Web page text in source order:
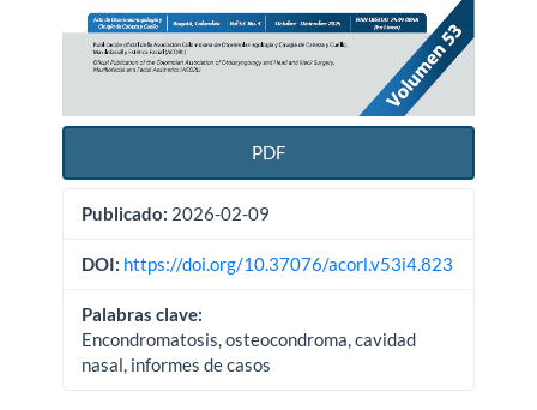
PDF
Publicado: 2026-02-09
DOI: https://doi.org/10.37076/acorl.v53i4.823
Palabras clave:
Encondromatosis, osteocondroma, cavidad
nasal, informes de casos